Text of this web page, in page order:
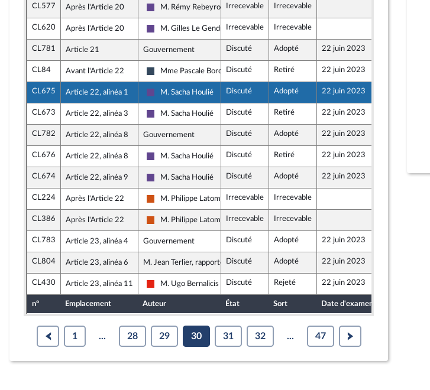
CL577 Après l'Article 20
Renaissance
M. Rémy RebeyrotteIrrecevable Irrecevable
CL620 Après l'Article 20
Renaissance
M. Gilles Le Gendre Irrecevable Irrecevable
CL781 Article 21 Gouvernement Discuté Adopté 22 juin 2023 19 juin
CL84 Avant l'Article 22
Rassemblement National
Mme Pascale BordesDiscuté Retiré 22 juin 2023 15 juin
CL675 Article 22, alinéa 1
Renaissance
M. Sacha Houlié Discuté Adopté 22 juin 2023 17 juin
CL673 Article 22, alinéa 3
Renaissance
M. Sacha Houlié Discuté Retiré 22 juin 2023 17 juin
CL782 Article 22, alinéa 8 Gouvernement Discuté Adopté 22 juin 2023
CL676 Article 22, alinéa 8
Renaissance
M. Sacha Houlié Discuté Retiré 22 juin 2023
CL674 Article 22, alinéa 9
Renaissance
M. Sacha Houlié Discuté Adopté 22 juin 2023 17 juin
CL224 Après l'Article 22
Démocrate (MoDem et Indépendants)
M. Philippe LatombeIrrecevable Irrecevable
CL386 Après l'Article 22
Démocrate (MoDem et Indépendants)
M. Philippe LatombeIrrecevable Irrecevable
CL783 Article 23, alinéa 4 Gouvernement Discuté Adopté 22 juin 2023
CL804 Article 23, alinéa 6 M. Jean Terlier, rapporteurDiscuté Adopté 22 juin 2023
CL430 Article 23, alinéa 11
La France insoumise - Nouvelle Union Populaire écologique et sociale
M. Ugo Bernalicis Discuté Rejeté 22 juin 2023
n° Emplacement Auteur État Sort Date d'examen
1 ... 28 29 30 31 32 ... 47